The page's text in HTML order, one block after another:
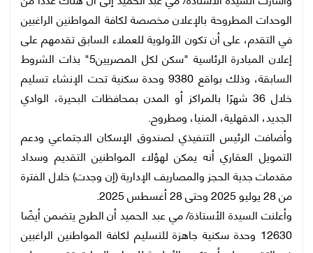
الوحدات المطروحة بالإعلان مخصصة لكافة المواطنين الراغبين
في التقدم، على أن تكون الأولوية للعملاء السابق تقدمهم على
إعلان المبادرة الرئاسية "سكن لكل المصريين5" بذات الشروط
السابقة، وذلك بواقع 9380 وحدة سكنية تحت الإنشاء تسليم
خلال 36 شهرًا بالمراكز أو المدن بمحافظات البحيرة، الوادي
الجديد، الدقهلية، المنيا، ومطروح.
وأضافت الرئيس التنفيذي لصندوق الإسكان الاجتماعي ودعم
التمويل العقاري أنه يمكن لهؤلاء المواطنين التقديم وسداد
مقدمات جدية الحجز والمصاريف الإدارية (إن وجدت) خلال الفترة
من 28 يوليو 2025 وحتى 28 أغسطس 2025.
وأعلنت السيدة الأستاذة/ مي عبد الحميد أن الطرح يتضمن أيضًا
12630 وحدة سكنية جاهزة للتسليم لكافة المواطنين الراغبين